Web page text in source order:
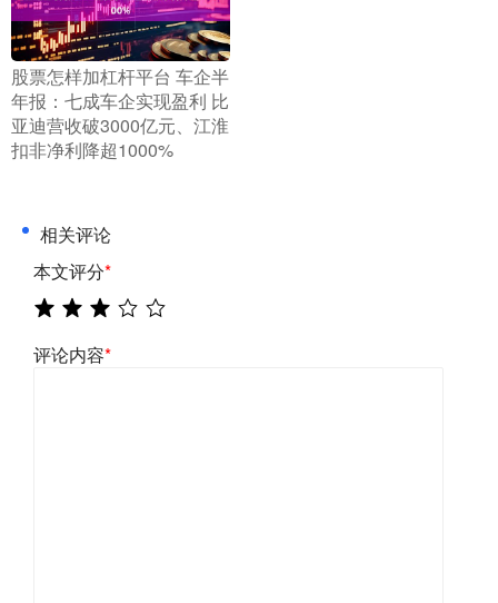
​股票怎样加杠杆平台 车企半
年报：七成车企实现盈利 比
亚迪营收破3000亿元、江淮
扣非净利降超1000%
相关评论
本文评分*
评论内容*